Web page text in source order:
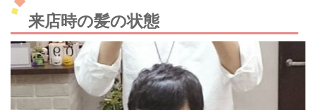
来店時の髪の状態